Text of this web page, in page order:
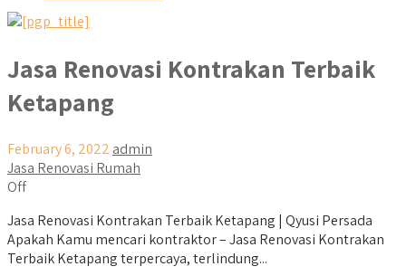
Jasa Renovasi Kontrakan Terbaik
Ketapang
February 6, 2022 admin
Jasa Renovasi Rumah
Off
Jasa Renovasi Kontrakan Terbaik Ketapang | Qyusi Persada
Apakah Kamu mencari kontraktor – Jasa Renovasi Kontrakan
Terbaik Ketapang terpercaya, terlindung...